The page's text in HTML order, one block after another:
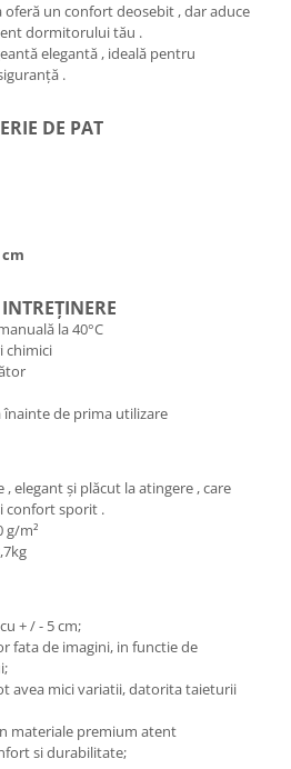
oferă un confort deosebit , dar aduce
dormitorului tău .
elegantă , ideală pentru
.
DE PAT
cm
la 40°C
chimici
înainte de prima utilizare
elegant și plăcut la atingere , care
confort sporit .
g/m²
+ / - 5 cm;
fata de imagini, in functie de
avea mici variatii, datorita taieturii
materiale premium atent
si durabilitate;